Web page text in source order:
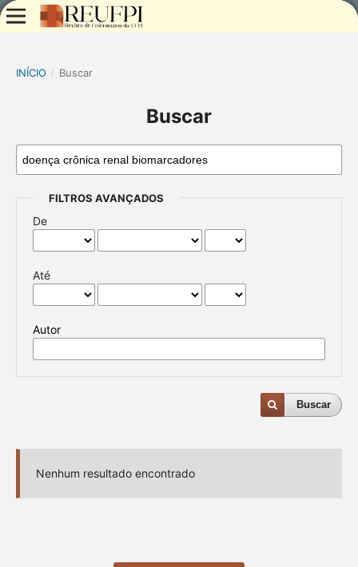
INÍCIO / Buscar
Buscar
FILTROS AVANÇADOS
De
Até
Autor
Buscar
Nenhum resultado encontrado